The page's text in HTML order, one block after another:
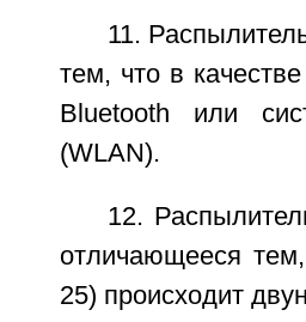
11.
тем, что в
Bluetooth или
(WLAN).
12.
отличающееся
25) происходит